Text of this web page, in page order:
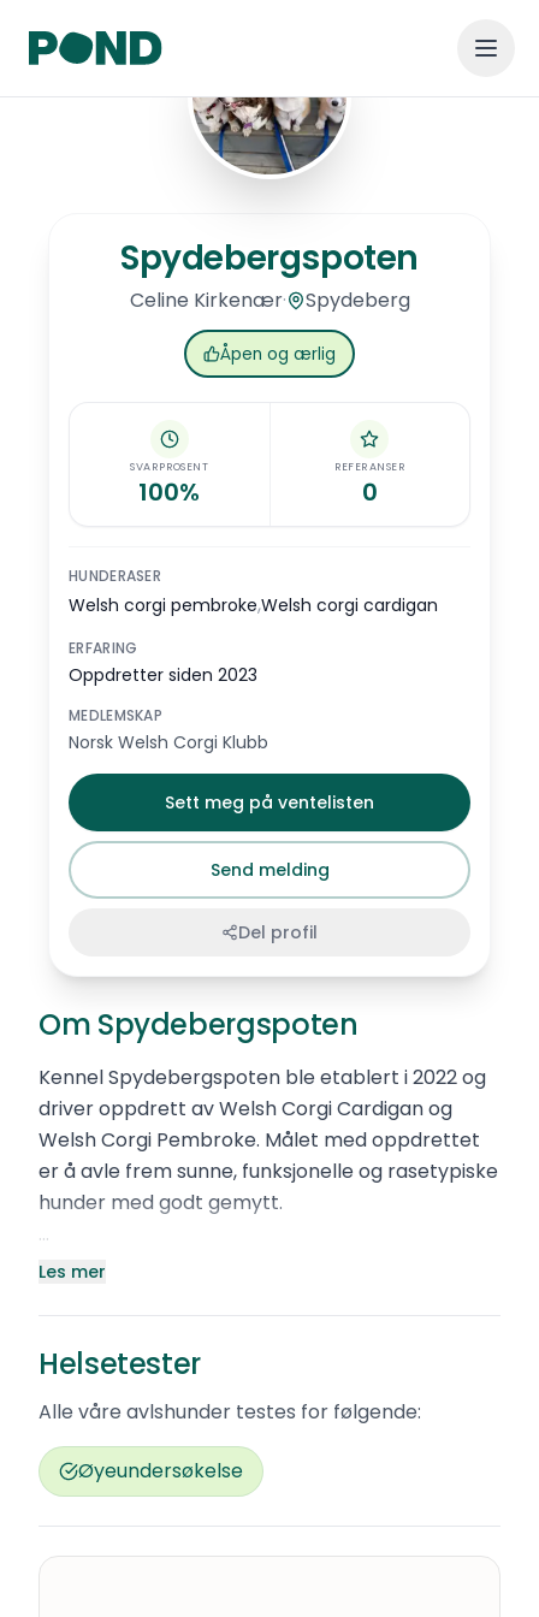
Hopp til hovedinnhold
Spydebergspoten
Celine Kirkenær· Spydeberg
Åpen og ærlig
SVARPROSENT
100%
REFERANSER
0
HUNDERASER
Welsh corgi pembroke,Welsh corgi cardigan
ERFARING
Oppdretter siden 2023
MEDLEMSKAP
Norsk Welsh Corgi Klubb
Sett meg på ventelisten
Send melding
Del profil
Om Spydebergspoten
Kennel Spydebergspoten ble etablert i 2022 og
driver oppdrett av Welsh Corgi Cardigan og
Welsh Corgi Pembroke. Målet med oppdrettet
er å avle frem sunne, funksjonelle og rasetypiske
hunder med godt gemytt.
Vi legger stor vekt på helse, mentalitet og
sosialisering, trygghet og et aktivt liv står
Kennelen deltar jevnlig på utstillinger som en del
av evalueringen av avlsarbeidet. Vi holder til i
Les mer
Helsetester
Alle våre avlshunder testes for følgende:
Øyeundersøkelse